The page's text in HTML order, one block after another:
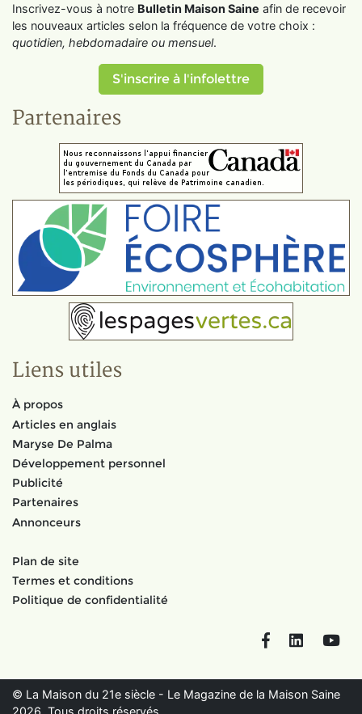
Inscrivez-vous à notre Bulletin Maison Saine afin de recevoir
les nouveaux articles selon la fréquence de votre choix :
quotidien, hebdomadaire ou mensuel.
S'inscrire à l'infolettre
Partenaires
Liens utiles
À propos
Articles en anglais
Maryse De Palma
Développement personnel
Publicité
Partenaires
Annonceurs
Plan de site
Termes et conditions
Politique de confidentialité
FacebookLinkedIn
© La Maison du 21e siècle - Le Magazine de la Maison Saine
2026. Tous droits réservés.